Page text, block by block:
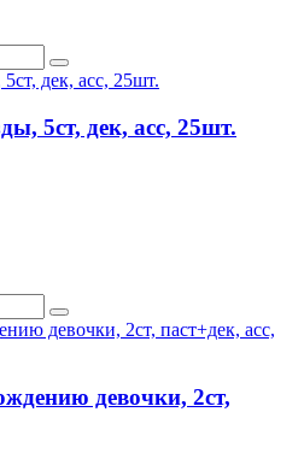
5ст, дек, асс, 25шт.
девочки, 2ст,